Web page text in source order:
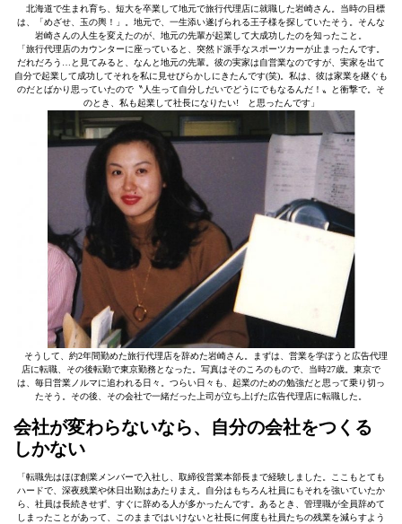
北海道で生まれ育ち、短大を卒業して地元で旅行代理店に就職した岩崎さん。当時の目標
は、「めざせ、玉の輿！」。地元で、一生添い遂げられる王子様を探していたそう。そんな
岩崎さんの人生を変えたのが、地元の先輩が起業して大成功したのを知ったこと。
「旅行代理店のカウンターに座っていると、突然ド派手なスポーツカーが止まったんです。
だれだろう…と見てみると、なんと地元の先輩。彼の実家は自営業なのですが、実家を出て
自分で起業して成功してそれを私に見せびらかしにきたんです(笑)。私は、彼は家業を継ぐも
のだとばかり思っていたので〝人生って自分しだいでどうにでもなるんだ！〟と衝撃で。そ
のとき、私も起業して社長になりたい! と思ったんです」
そうして、約2年間勤めた旅行代理店を辞めた岩崎さん。まずは、営業を学ぼうと広告代理
店に転職、その後転勤で東京勤務となった。写真はそのころのもので、当時27歳。東京で
は、毎日営業ノルマに追われる日々。つらい日々も、起業のための勉強だと思って乗り切っ
たそう。その後、その会社で一緒だった上司が立ち上げた広告代理店に転職した。
会社が変わらないなら、自分の会社をつくる
しかない
「転職先はほぼ創業メンバーで入社し、取締役営業本部長まで経験しました。ここもとても
ハードで、深夜残業や休日出勤はあたりまえ。自分はもちろん社員にもそれを強いていたか
ら、社員は長続きせず、すぐに辞める人が多かったんです。あるとき、管理職が全員辞めて
しまったことがあって、このままではいけないと社長に何度も社員たちの残業を減らすよう